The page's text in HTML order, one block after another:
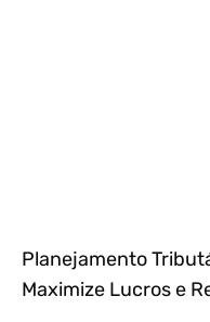
Planejamento
Maximize Lucros e